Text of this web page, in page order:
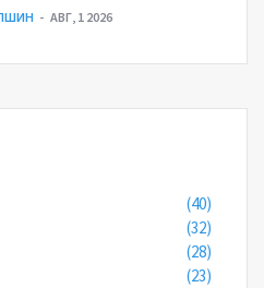
АВГ, 1 2026
(40)
(32)
(28)
(23)